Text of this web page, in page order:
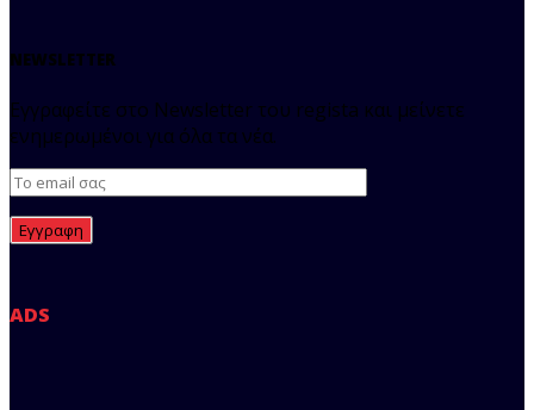
NEWSLETTER
Εγγραφείτε στο Newsletter του regista και μείνετε
ενημερωμένοι για όλα τα νέα.
ADS